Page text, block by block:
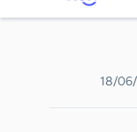
18/